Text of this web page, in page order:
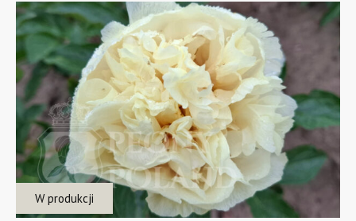
W produkcji